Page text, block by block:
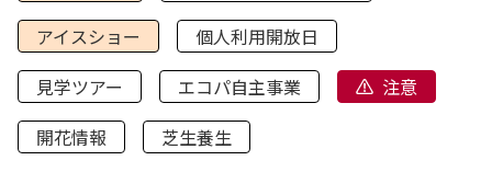
アイスショー
個人利用開放日
見学ツアー
エコパ自主事業
注意
開花情報
芝生養生